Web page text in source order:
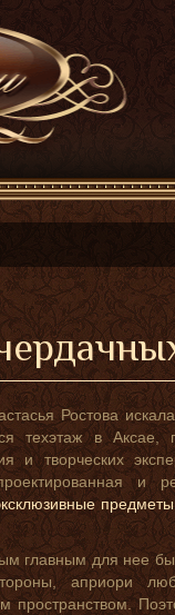
Ростова
техэтаж в Аксае,
и творческих
и
главным для нее
априори
пространством.